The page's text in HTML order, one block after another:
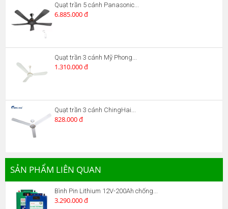
Quạt trần 5 cánh Panasonic...
6.885.000 đ
Quạt trần 3 cánh Mỹ Phong...
1.310.000 đ
Quạt trần 3 cánh ChingHai...
828.000 đ
SẢN PHẨM LIÊN QUAN
Bình Pin Lithium 12V-200Ah chống...
3.290.000 đ